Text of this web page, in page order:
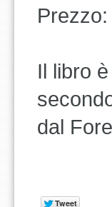
Il libro
dal